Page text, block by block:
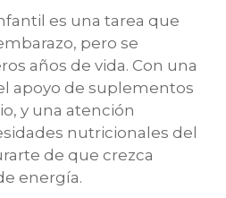
es una tarea que
pero se
años de vida. Con una
apoyo de suplementos
y una atención
nutricionales del
de que crezca
energía.